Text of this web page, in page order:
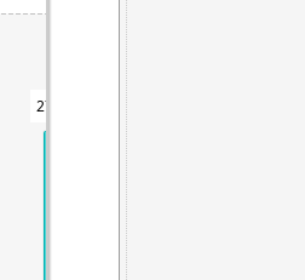
27,89%